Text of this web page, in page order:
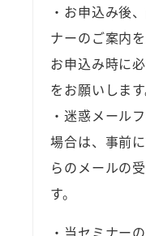
・お申込み後
ナーのご案内
お申込み時に
をお願いします
・迷惑メール
場合は、事前
らのメールの
す。
・当セミナー